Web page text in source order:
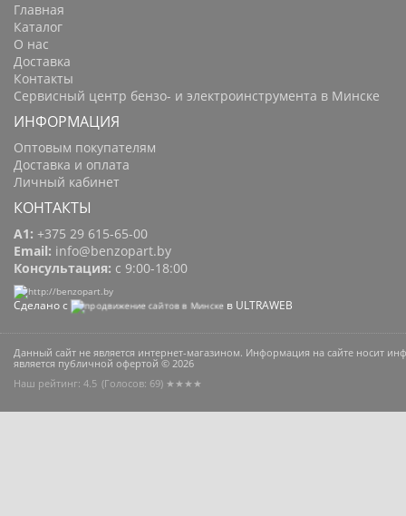
Главная
Каталог
О нас
Доставка
Контакты
Сервисный центр бензо- и электроинструмента в Минске
ИНФОРМАЦИЯ
Оптовым покупателям
Доставка и оплата
Личный кабинет
КОНТАКТЫ
A1: +375 29 615-65-00
Email: info@benzopart.by
Консультация: с 9:00-18:00
Сделано с в ULTRAWEB
Данный сайт не является интернет-магазином. Информация на сайте носит
является публичной офертой © 2026
Наш рейтинг: 4.5 (Голосов: 69) ★★★★